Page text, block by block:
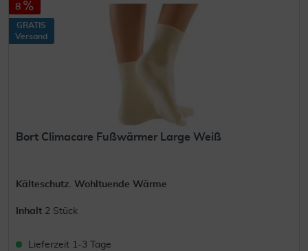
8
GRATIS
Versand
Bort Climacare Fußwärmer Large Weiß
Kälteschutz. Wohltuende Wärme
Inhalt 2 Stück
Lieferzeit 1-3 Tage